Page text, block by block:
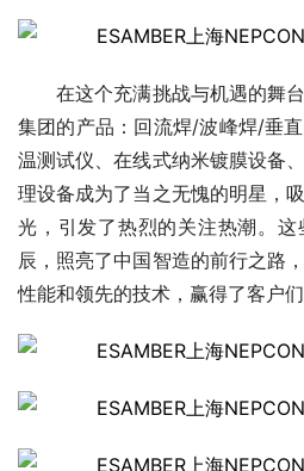
在这个充满挑战与机遇的舞
集团的产品：回流焊/波峰焊/垂
温测试仪、在线式纳米镀膜设备
理设备成为了当之无愧的明星，
光，引发了热烈的关注热潮。
辰，照亮了中国智造的前行之路
性能和领先的技术，赢得了客户